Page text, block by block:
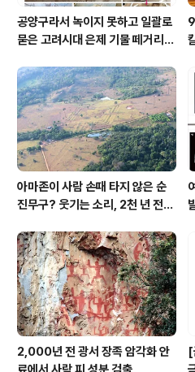
공양구라서 녹이지 못하고 일괄로
묻은 고려시대 은제 기물 떼거리로
아마존이 사람 손때 타지 않은 순
진무구? 웃기는 소리, 2천 년 전에
2,000년 전 광서 장족 암각화 안